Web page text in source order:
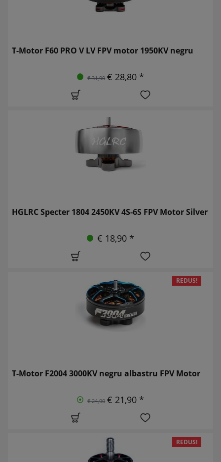
T-Motor F60 PRO V LV FPV motor 1950KV negru
€ 31,90 € 28,80 *
HGLRC Specter 1804 2450KV 4S-6S FPV Motor Silver
€ 18,90 *
REDUS!
T-Motor F2004 3000KV negru albastru FPV Motor
€ 24,90 € 21,90 *
REDUS!